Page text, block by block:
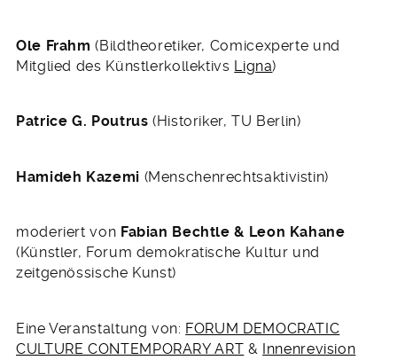
Ole Frahm (Bildtheoretiker, Comicexperte und
Mitglied des Künstlerkollektivs Ligna)
Patrice G. Poutrus (Historiker, TU Berlin)
Hamideh Kazemi (Menschenrechtsaktivistin)
moderiert von Fabian Bechtle & Leon Kahane
(Künstler, Forum demokratische Kultur und
zeitgenössische Kunst)
Eine Veranstaltung von: FORUM DEMOCRATIC
CULTURE CONTEMPORARY ART & Innenrevision